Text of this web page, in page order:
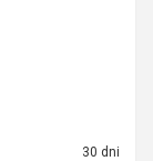
30 dni